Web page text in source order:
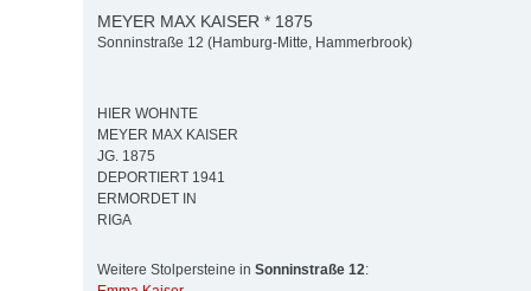
MEYER MAX KAISER * 1875
Sonninstraße 12 (Hamburg-Mitte, Hammerbrook)
HIER WOHNTE
MEYER MAX KAISER
JG. 1875
DEPORTIERT 1941
ERMORDET IN
RIGA
Weitere Stolpersteine in Sonninstraße 12: